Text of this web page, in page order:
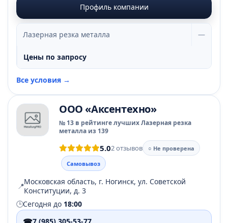
Профиль компании
Лазерная резка металла —
Цены по запросу
Все условия →
ООО «Аксентехно»
№ 13 в рейтинге лучших Лазерная резка
металла из 139
5.02 отзывов
○ Не проверена
Самовывоз
📍Московская область, г. Ногинск, ул. Советской
Конституции, д. 3
🕒Сегодня до 18:00